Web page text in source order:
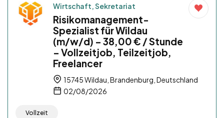
Wirtschaft, Sekretariat
Risikomanagement-
Spezialist für Wildau
(m/w/d) – 38,00 € / Stunde
– Vollzeitjob, Teilzeitjob,
Freelancer
15745 Wildau, Brandenburg, Deutschland
02/08/2026
Vollzeit